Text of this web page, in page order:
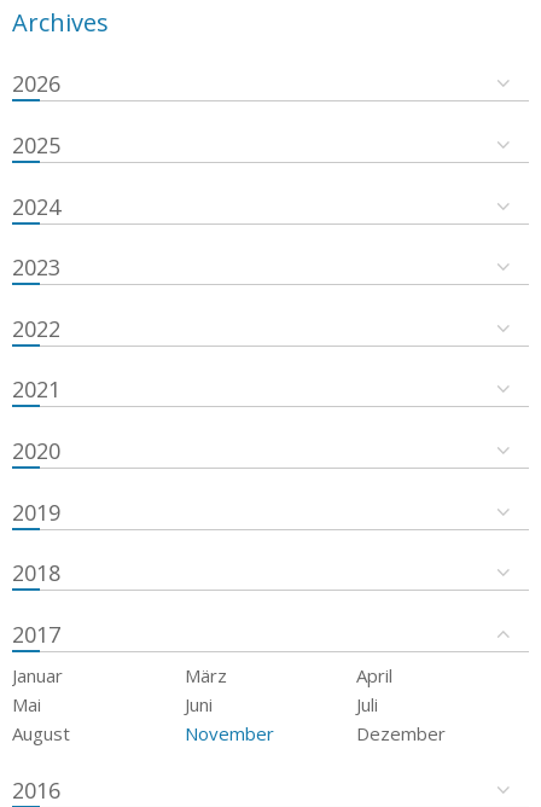
Archives
2026
2025
2024
2023
2022
2021
2020
2019
2018
2017
Januar März
April
Mai
Juni
Juli
August
November Dezember
2016